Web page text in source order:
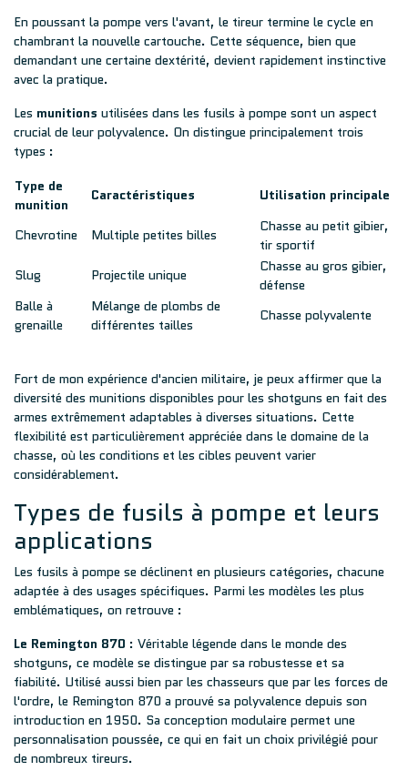
En poussant la pompe vers l'avant, le tireur termine le cycle en
chambrant la nouvelle cartouche. Cette séquence, bien que
demandant une certaine dextérité, devient rapidement instinctive
avec la pratique.
Les munitions utilisées dans les fusils à pompe sont un aspect
crucial de leur polyvalence. On distingue principalement trois
types :
Type de
munition
Caractéristiques Utilisation principale
Chevrotine Multiple petites billes
Chasse au petit gibier,
tir sportif
Slug
Projectile unique
Chasse au gros gibier,
défense
Balle à
grenaille
Mélange de plombs de
différentes tailles
Chasse polyvalente
Fort de mon expérience d'ancien militaire, je peux affirmer que la
diversité des munitions disponibles pour les shotguns en fait des
armes extrêmement adaptables à diverses situations. Cette
flexibilité est particulièrement appréciée dans le domaine de la
chasse, où les conditions et les cibles peuvent varier
considérablement.
Types de fusils à pompe et leurs
applications
Les fusils à pompe se déclinent en plusieurs catégories, chacune
adaptée à des usages spécifiques. Parmi les modèles les plus
emblématiques, on retrouve :
Le Remington 870 : Véritable légende dans le monde des
shotguns, ce modèle se distingue par sa robustesse et sa
fiabilité. Utilisé aussi bien par les chasseurs que par les forces de
l'ordre, le Remington 870 a prouvé sa polyvalence depuis son
introduction en 1950. Sa conception modulaire permet une
personnalisation poussée, ce qui en fait un choix privilégié pour
de nombreux tireurs.